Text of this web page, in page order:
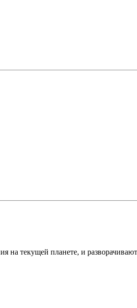
на текущей планете, и